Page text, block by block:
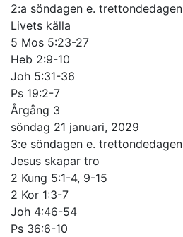
2:a söndagen e. trettondedagen
Livets källa
5 Mos 5:23-27
Heb 2:9-10
Joh 5:31-36
Ps 19:2-7
Årgång 3
söndag 21 januari, 2029
3:e söndagen e. trettondedagen
Jesus skapar tro
2 Kung 5:1-4, 9-15
2 Kor 1:3-7
Joh 4:46-54
Ps 36:6-10